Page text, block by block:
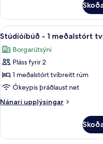
rúm
með
svefnsófa
-
reyklaust
stúdíóíbúð
1
tvíbreitt
rúm
svefnsófa
-
Skoða
allar
myndir
fyrir
Stúdíóíbúð
-
1
meðalstórt
rúm
6
Stúdíóíbúð - 1 meðalstórt
Borgarútsýni
Pláss fyrir 2
1 meðalstórt tvíbreitt rúm
Ókeypis þráðlaust net
Nánari upplýsingar
Nánari
-